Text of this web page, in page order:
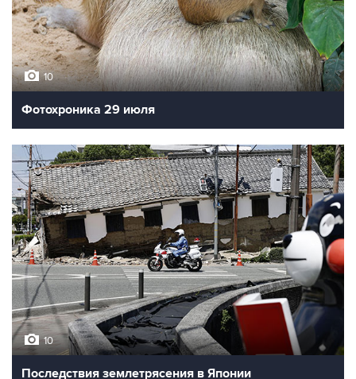
10
Фотохроника 29 июля
10
Последствия землетрясения в Японии